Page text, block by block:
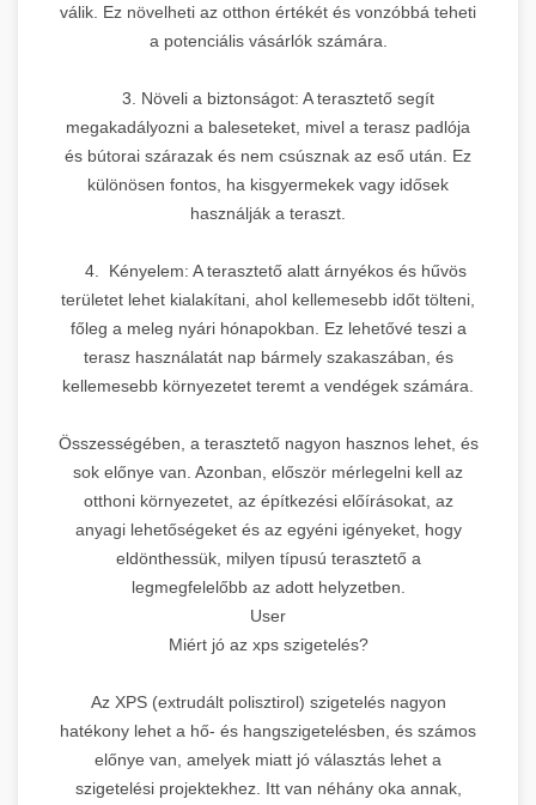
válik. Ez növelheti az otthon értékét és vonzóbbá teheti
a potenciális vásárlók számára.
3. Növeli a biztonságot: A terasztető segít
megakadályozni a baleseteket, mivel a terasz padlója
és bútorai szárazak és nem csúsznak az eső után. Ez
különösen fontos, ha kisgyermekek vagy idősek
használják a teraszt.
4. Kényelem: A terasztető alatt árnyékos és hűvös
területet lehet kialakítani, ahol kellemesebb időt tölteni,
főleg a meleg nyári hónapokban. Ez lehetővé teszi a
terasz használatát nap bármely szakaszában, és
kellemesebb környezetet teremt a vendégek számára.
Összességében, a terasztető nagyon hasznos lehet, és
sok előnye van. Azonban, először mérlegelni kell az
otthoni környezetet, az építkezési előírásokat, az
anyagi lehetőségeket és az egyéni igényeket, hogy
eldönthessük, milyen típusú terasztető a
legmegfelelőbb az adott helyzetben.
User
Miért jó az xps szigetelés?
Az XPS (extrudált polisztirol) szigetelés nagyon
hatékony lehet a hő- és hangszigetelésben, és számos
előnye van, amelyek miatt jó választás lehet a
szigetelési projektekhez. Itt van néhány oka annak,